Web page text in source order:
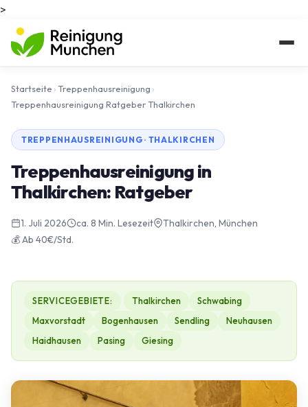
>
Startseite ›Treppenhausreinigung ›
Treppenhausreinigung Ratgeber Thalkirchen
TREPPENHAUSREINIGUNG · THALKIRCHEN
Treppenhausreinigung in
Thalkirchen: Ratgeber
1. Juli 2026 ca. 8 Min. Lesezeit
Thalkirchen, München
💰 Ab 40€/Std.
SERVICEGEBIETE: Thalkirchen
Schwabing
Maxvorstadt
Bogenhausen Sendling
Neuhausen
Haidhausen
Pasing Giesing